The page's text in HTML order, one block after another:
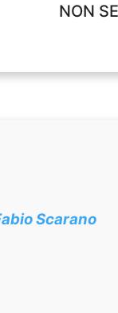
NON
Scarano